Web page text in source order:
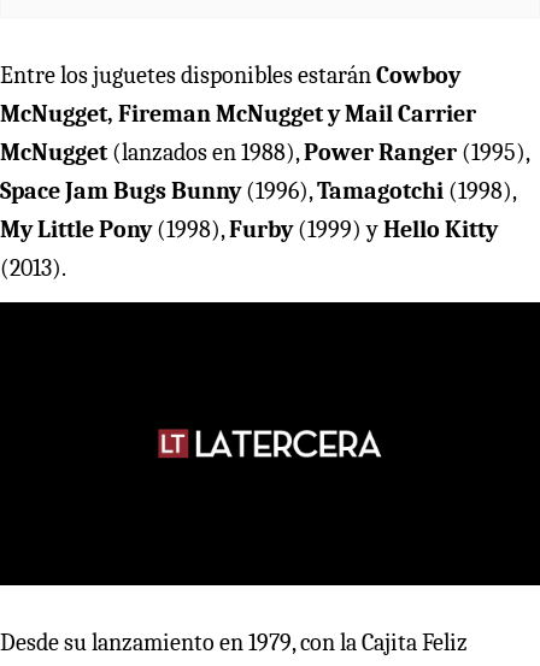
Entre los juguetes disponibles estaránCowboy
McNugget, Fireman McNugget yMail Carrier
McNugget (lanzados en 1988),Power Ranger (1995),
Space Jam Bugs Bunny(1996),Tamagotchi (1998),
My Little Pony(1998),Furby(1999) yHello Kitty
(2013).
Desde su lanzamiento en 1979, con la Cajita Feliz